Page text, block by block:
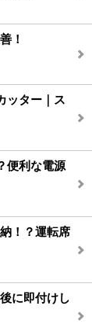
！
ッター｜ス
便利な電源
！？運転席
に即付けし